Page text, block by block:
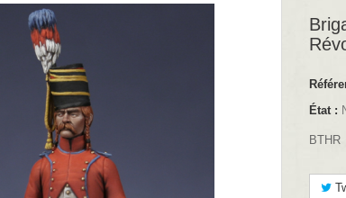
État :
BTHR